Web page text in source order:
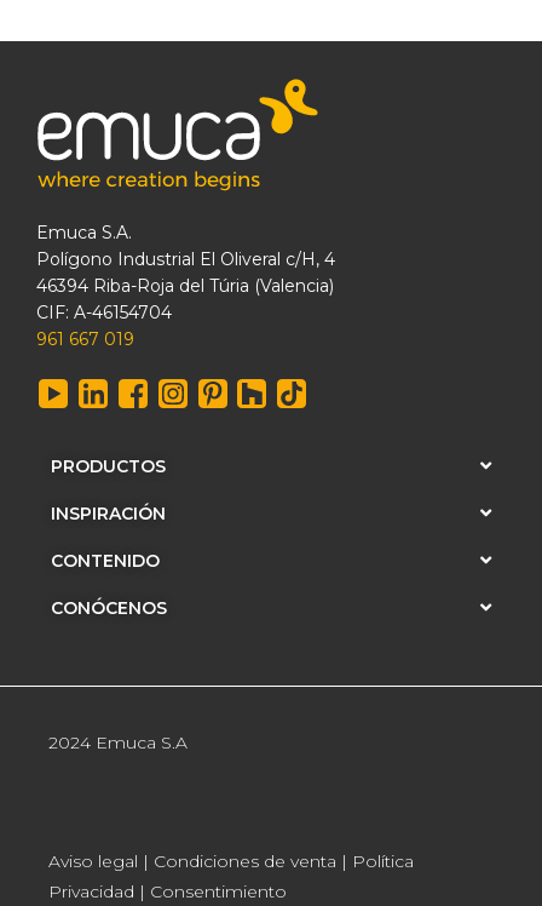
Emuca S.A.
Polígono Industrial El Oliveral c/H, 4
46394 Riba-Roja del Túria (Valencia)
CIF: A-46154704
961 667 019
PRODUCTOS
INSPIRACIÓN
CONTENIDO
CONÓCENOS
2024 Emuca S.A
Aviso legal | Condiciones de venta | Política
Privacidad | Consentimiento